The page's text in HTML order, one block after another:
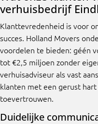
verhuisbedrijf
Klanttevredenheid is voor
succes. Holland Movers
voordelen te bieden: géén
tot €2,5 miljoen zonder
verhuisadviseur als vast
klanten met een gerust
toevertrouwen.
Duidelijke